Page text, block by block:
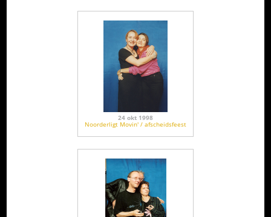
24 okt 1998
Noorderligt Movin' / afscheidsfeest